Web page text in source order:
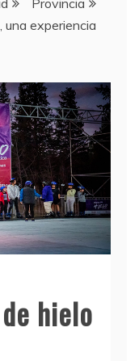
Provincia
una experiencia
hielo